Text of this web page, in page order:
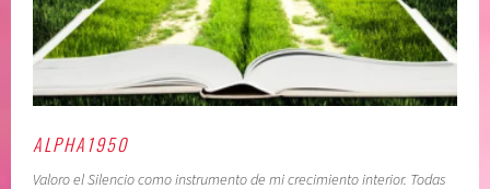
ALPHA1950
Valoro el Silencio como instrumento de mi crecimiento interior. Todas